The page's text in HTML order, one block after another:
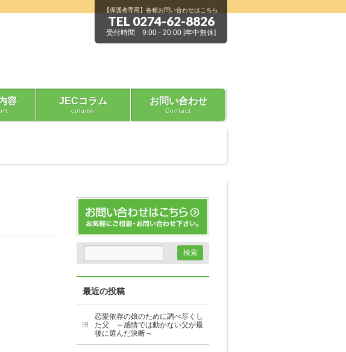
【保護者専用】各種お問い合わせはこちら
TEL 0274-62-8826
受付時間 9:00 - 20:00 [年中無休]
容 JECコラム
column
お問い合わせ
Contact
最近の投稿
恋愛依存の娘のために調べ尽くし
た父 ～感情では動かない父が最
後に選んだ決断～